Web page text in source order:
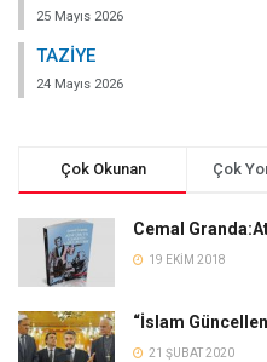
25 Mayıs 2026
TAZİYE
24 Mayıs 2026
Çok Okunan Çok
Cemal
19 EKIM 2018
“İslam
21 ŞUBAT 2020